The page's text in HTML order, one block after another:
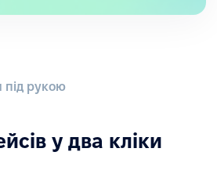
під рукою
у два кліки